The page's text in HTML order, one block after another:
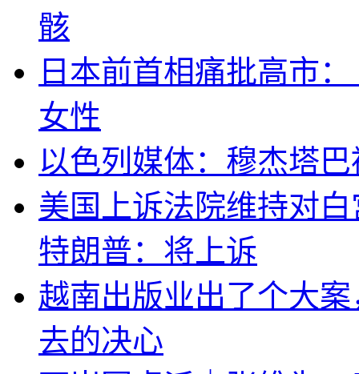
骸
日本前首相痛批高市
女性
以色列媒体：穆杰塔
美国上诉法院维持对
特朗普：将上诉
越南出版业出了个大
去的决心